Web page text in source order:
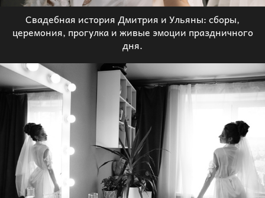
Свадебная история Дмитрия и Ульяны: сборы,
церемония, прогулка и живые эмоции праздничного
дня.